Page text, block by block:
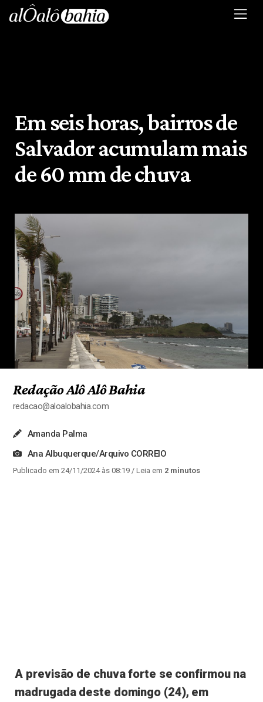
Em seis horas, bairros de
Salvador acumulam mais
de 60 mm de chuva
Redação Alô Alô Bahia
redacao@aloalobahia.com
Amanda Palma
Ana Albuquerque/Arquivo CORREIO
Publicado em 24/11/2024 às 08:19/ Leia em 2 minutos
A previsão de chuva forte se confirmou na
madrugada deste domingo (24), em